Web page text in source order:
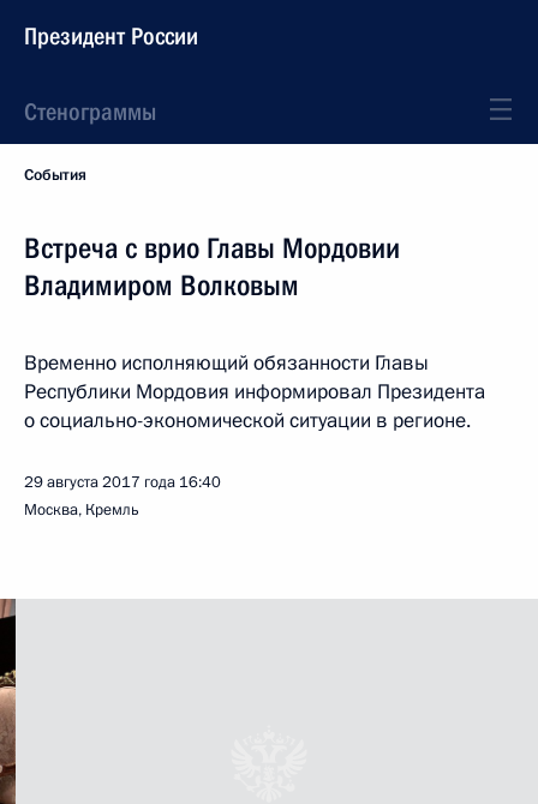
Президент России
Стенограммы
События
Встреча с врио Главы Мордовии
Владимиром Волковым
Временно исполняющий обязанности Главы
Республики Мордовия информировал Президента
о социально-экономической ситуации в регионе.
29 августа 2017 года 16:40
Москва, Кремль